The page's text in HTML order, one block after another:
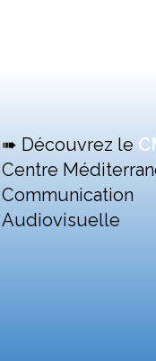
➠ Découvrez le
Centre
Communication
Audiovisuelle